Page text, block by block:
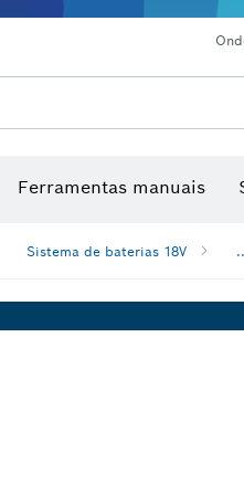
Ferramentas manuais
Sistema de baterias 18V